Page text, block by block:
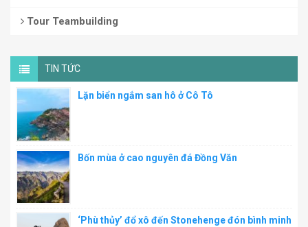
Tour Teambuilding
TIN TỨC
Lặn biển ngắm san hô ở Cô Tô
Bốn mùa ở cao nguyên đá Đồng Văn
‘Phù thủy’ đổ xô đến Stonehenge đón bình minh